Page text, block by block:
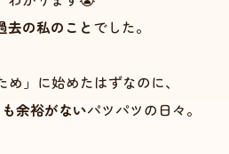
去の私のことでした。
」に始めたはずなのに、
余裕がないパツパツの日々。